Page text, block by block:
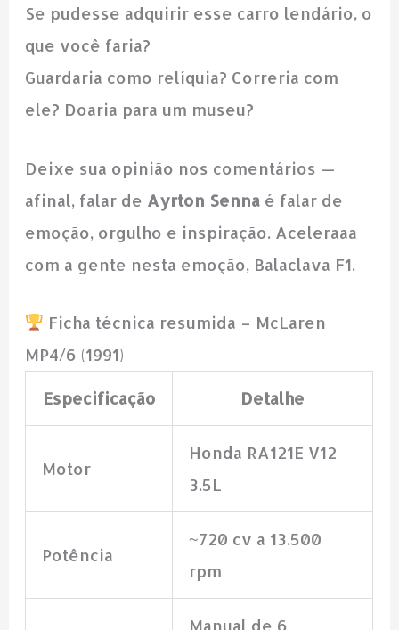
Se pudesse adquirir esse carro lendário, o
que você faria?
Guardaria como relíquia? Correria com
ele? Doaria para um museu?
Deixe sua opinião nos comentários —
afinal, falar de Ayrton Senna é falar de
emoção, orgulho e inspiração. Aceleraaa
com a gente nesta emoção, Balaclava F1.
Ficha técnica resumida – McLaren
MP4/6 (1991)
Especificação Detalhe
Motor
Honda RA121E V12
3.5L
Potência
~720 cv a 13.500
rpm
Manual de 6